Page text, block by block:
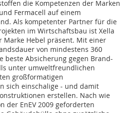
die Kompetenzen der Marken
Fermacell auf einem
Als kompetenter Partner für die
im Wirtschaftsbau ist Xella
Marke Hebel präsent. Mit einer
von mindestens 360
beste Absicherung gegen Brand-
unter umweltfreundlichen
großformatigen
sich einschalige - und damit
erstellen. Nach wie
der EnEV 2009 geforderten